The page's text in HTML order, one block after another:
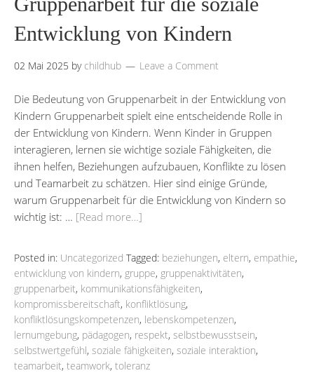
Entwicklung von Kindern
02 Mai 2025 by childhub Leave a Comment
Die Bedeutung von Gruppenarbeit in der Entwicklung von
Kindern Gruppenarbeit spielt eine entscheidende Rolle in
der Entwicklung von Kindern. Wenn Kinder in Gruppen
interagieren, lernen sie wichtige soziale Fähigkeiten, die
ihnen helfen, Beziehungen aufzubauen, Konflikte zu lösen
und Teamarbeit zu schätzen. Hier sind einige Gründe,
warum Gruppenarbeit für die Entwicklung von Kindern so
wichtig ist: … [Read more…]
Posted in: Uncategorized Tagged: beziehungen, eltern, empathie,
entwicklung von kindern, gruppe, gruppenaktivitäten,
gruppenarbeit, kommunikationsfähigkeiten,
kompromissbereitschaft, konfliktlösung,
konfliktlösungskompetenzen, lebenskompetenzen,
lernumgebung, pädagogen, respekt, selbstbewusstsein,
selbstwertgefühl, soziale fähigkeiten, soziale interaktion,
teamarbeit, teamwork, toleranz